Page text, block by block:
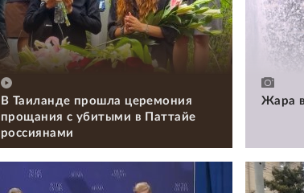
В Таиланде прошла церемония
прощания с убитыми в Паттайе
россиянами
Жара